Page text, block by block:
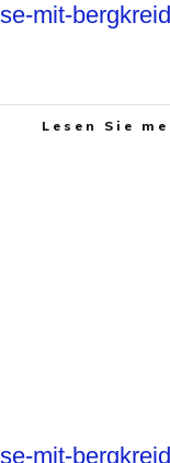
mit-
Lesen Sie
mit-